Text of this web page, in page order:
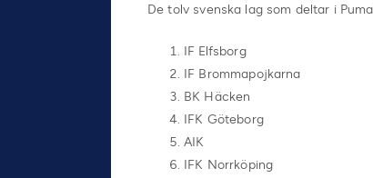
De tolv svenska lag som deltar i
IF Elfsborg
IF Brommapojkarna
BK Häcken
IFK Göteborg
AIK
IFK Norrköping